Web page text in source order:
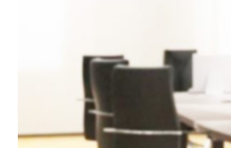
Posted by
Jan-paul